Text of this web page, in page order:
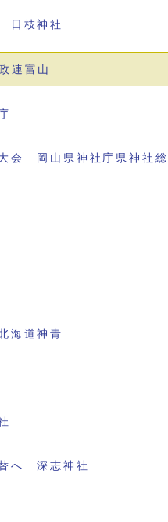
日枝神社
連富山
会 岡山県神社庁県神社
海道神青
へ 深志神社